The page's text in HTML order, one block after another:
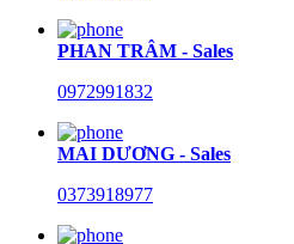
PHAN TRÂM - Sales
0972991832
MAI DƯƠNG - Sales
0373918977